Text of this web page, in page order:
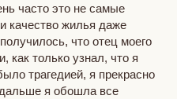
часто это не самые
качество жилья даже
что отец моего
как только узнал, что я
трагедией, я прекрасно
я обошла все